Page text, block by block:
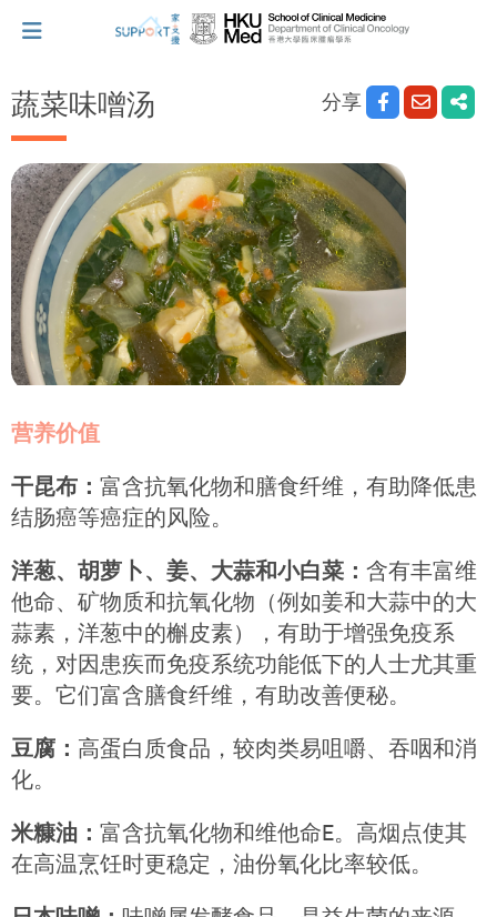
我刚得知我患上癌症...
让我们与你并肩而行。
拥抱每刻，留住这爱。
轻松一下，充下电啦！
分享
蔬菜味噌汤
营养价值
干昆布： 富含抗氧化物和膳食纤维，有助降低患
结肠癌等癌症的风险。
洋葱、胡萝卜、姜、大蒜和小白菜： 含有丰富维
他命、矿物质和抗氧化物（例如姜和大蒜中的大
蒜素，洋葱中的槲皮素），有助于增强免疫系
统，对因患疾而免疫系统功能低下的人士尤其重
要。它们富含膳食纤维，有助改善便秘。
豆腐： 高蛋白质食品，较肉类易咀嚼、吞咽和消
化。
米糠油： 富含抗氧化物和维他命E。高烟点使其
在高温烹饪时更稳定，油份氧化比率较低。